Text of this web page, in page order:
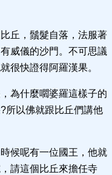
丘，鬚髮自落，法服著
威儀的沙門。不可思議
很快證得阿羅漢果。
為什麼嚪婆羅這樣子的
所以佛就跟比丘們講他
候呢有一位國王，他就
請這個比丘來擔任寺